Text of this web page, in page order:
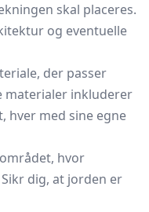
skal placeres.
og eventuelle
der passer
materialer inkluderer
med sine egne
hvor
dig, at jorden er